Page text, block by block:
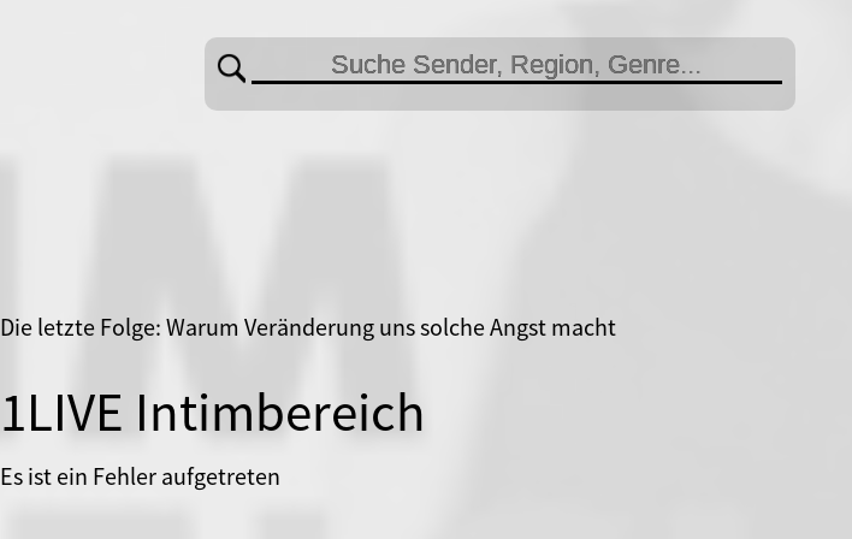
Die letzte Folge: Warum Veränderung uns solche Angst macht
1LIVE Intimbereich
Es ist ein Fehler aufgetreten